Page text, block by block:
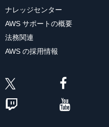
ナレッジセンター
AWS サポートの概要
法務関連
AWS の採用情報